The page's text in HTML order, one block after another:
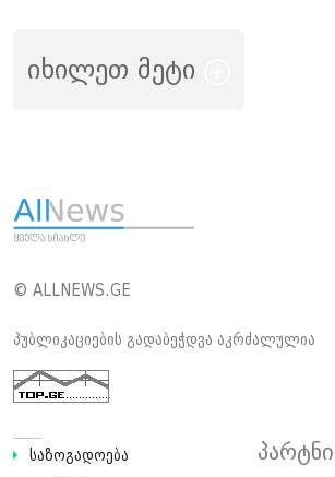
იხილეთ მეტი
© ALLNEWS.GE
პუბლიკაციების გადაბეჭდვა აკრძალულია
საზოგადოება